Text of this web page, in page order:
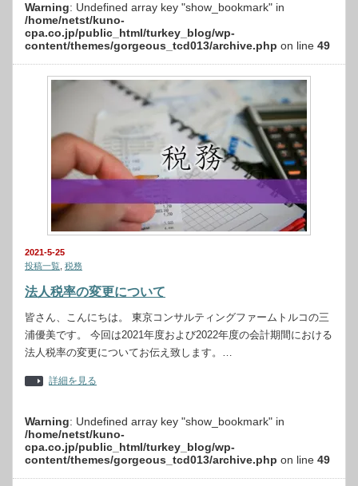
Warning: Undefined array key "show_bookmark" in
/home/netst/kuno-
cpa.co.jp/public_html/turkey_blog/wp-
content/themes/gorgeous_tcd013/archive.php on line 49
2021-5-25
投稿一覧 税務
法人税率の変更について
皆さん、こんにちは。 東京コンサルティングファームトルコの三
浦優美です。 今回は2021年度および2022年度の会計期間における
法人税率の変更についてお伝え致します。…
詳細を見る
Warning: Undefined array key "show_bookmark" in
/home/netst/kuno-
cpa.co.jp/public_html/turkey_blog/wp-
content/themes/gorgeous_tcd013/archive.php on line 49